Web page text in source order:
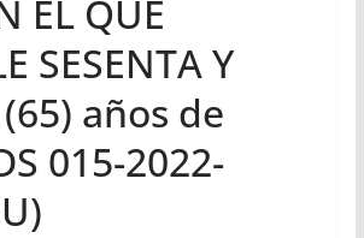
EL QUE
SESENTA Y
años de
015-2022-